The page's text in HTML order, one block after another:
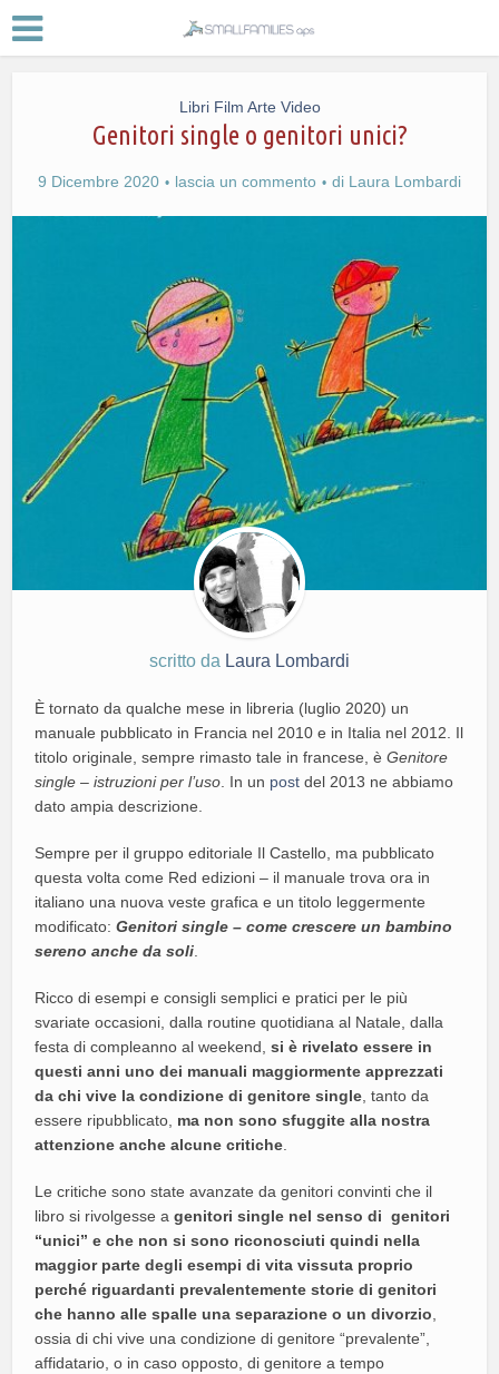
Libri Film Arte Video
Genitori single o genitori unici?
9 Dicembre 2020 lascia un commento di Laura Lombardi
scritto da Laura Lombardi
È tornato da qualche mese in libreria (luglio 2020) un
manuale pubblicato in Francia nel 2010 e in Italia nel 2012. Il
titolo originale, sempre rimasto tale in francese, èGenitore
single – istruzioni per l’uso . In un postdel 2013 ne abbiamo
dato ampia descrizione.
Sempre per il gruppo editoriale Il Castello, ma pubblicato
questa volta come Red edizioni – il manuale trova ora in
italiano una nuova veste grafica e un titolo leggermente
modificato:Genitori single – come crescere un bambino
sereno anche da soli
Ricco di esempi e consigli semplici e pratici per le più
svariate occasioni, dalla routine quotidiana al Natale, dalla
festa di compleanno al weekend,si è rivelato essere in
questi anni uno dei manuali maggiormente apprezzati
da chi vive la condizione di genitore single , tanto da
essere ripubblicato, ma non sono sfuggite alla nostra
attenzione anche alcune critiche
Le critiche sono state avanzate da genitori convinti che il
libro si rivolgesse agenitori single nel senso di genitori
“unici” e che non si sono riconosciuti quindi nella
maggior parte degli esempi di vita vissuta proprio
perché riguardanti prevalentemente storie di genitori
che hanno alle spalle una separazione o un divorzio
ossia di chi vive una condizione di genitore “prevalente”,
affidatario, o in caso opposto, di genitore a tempo